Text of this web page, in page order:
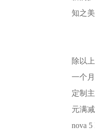
知之
除以
一个
定制
元满
nova